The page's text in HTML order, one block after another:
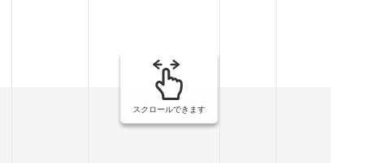
スクロールできます